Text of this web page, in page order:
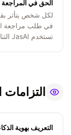
الحق في المراجعة
في طلب مراجعة
تستخدم JasAI التنازل عن هذا الحق.
التعريف بهوية